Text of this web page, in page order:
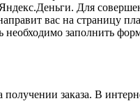
Для
вас на страницу
необходимо заполнить
получении заказа. В